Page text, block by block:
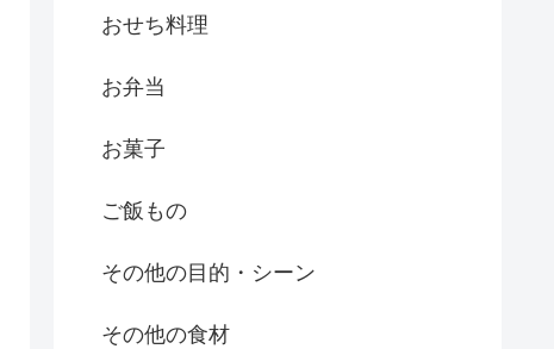
おせち料理
お弁当
お菓子
ご飯もの
その他の目的・シーン
その他の食材